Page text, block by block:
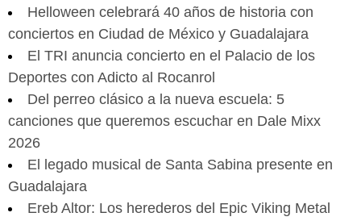
Helloween celebrará 40 años de historia con
conciertos en Ciudad de México y Guadalajara
El TRI anuncia concierto en el Palacio de los
Deportes con Adicto al Rocanrol
Del perreo clásico a la nueva escuela: 5
canciones que queremos escuchar en Dale Mixx
2026
El legado musical de Santa Sabina presente en
Guadalajara
Ereb Altor: Los herederos del Epic Viking Metal